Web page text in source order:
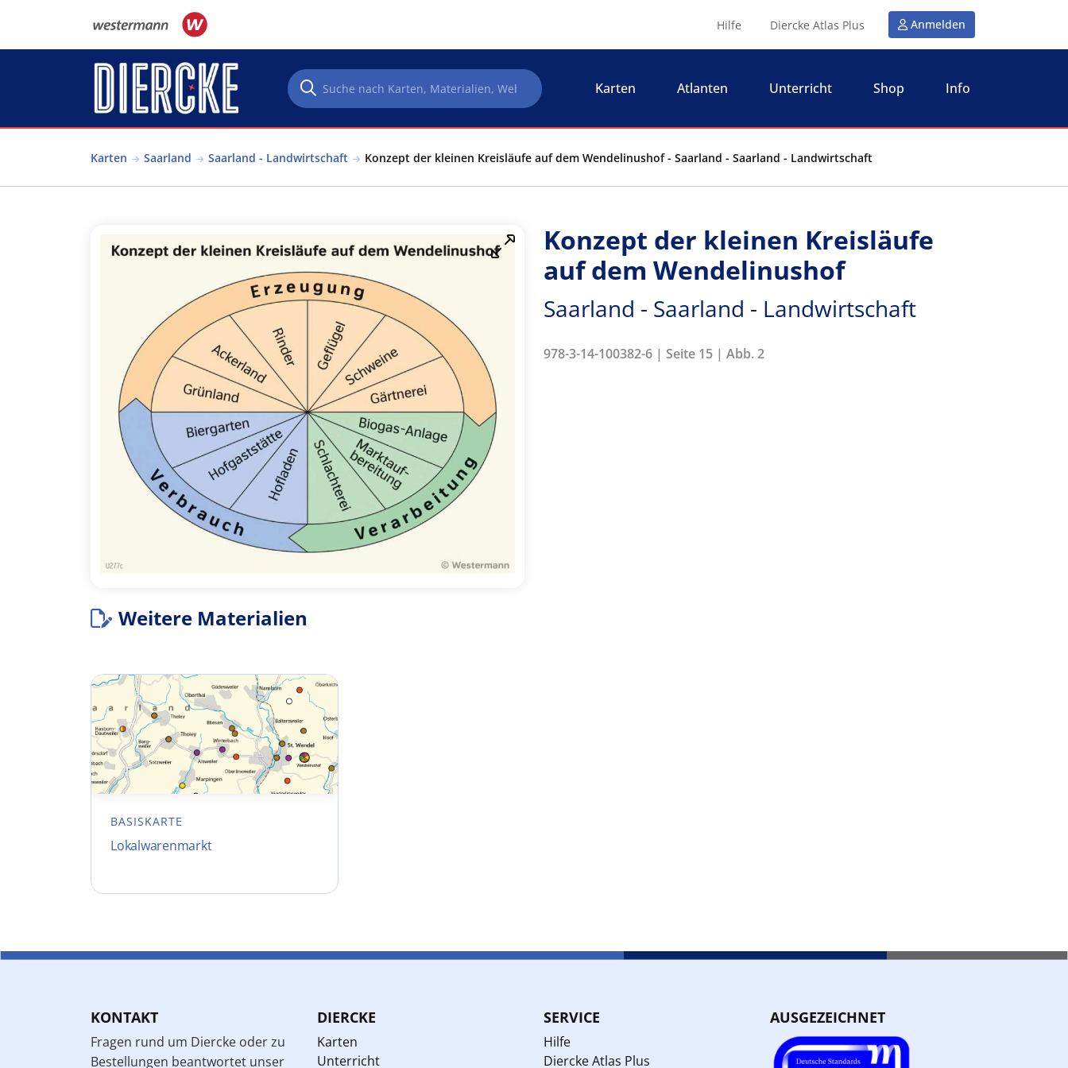
Hilfe Diercke Atlas Plus Anmelden
Karten Atlanten Unterricht Shop Info
Karten Saarland Saarland - Landwirtschaft Konzept der kleinen Kreisläufe auf dem Wendelinushof - Saarland - Saarland - Landwirtschaft
Konzept der kleinen Kreisläufe
auf dem Wendelinushof
Saarland - Saarland - Landwirtschaft
978-3-14-100382-6 | Seite 15 | Abb. 2
Weitere Materialien
BASISKARTE
Lokalwarenmarkt
KONTAKT
Fragen rund um Diercke oder zu
Bestellungen beantwortet unser
DIERCKE
Karten
Unterricht
SERVICE
Hilfe
Diercke Atlas Plus
AUSGEZEICHNET